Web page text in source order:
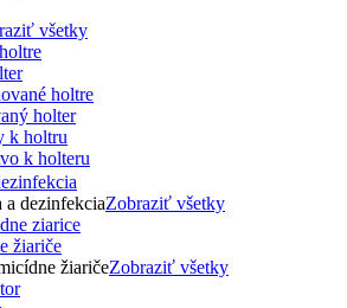
všetky
holter
k holteru
a dezinfekciaZobraziť všetky
žiariče
žiaričeZobraziť všetky